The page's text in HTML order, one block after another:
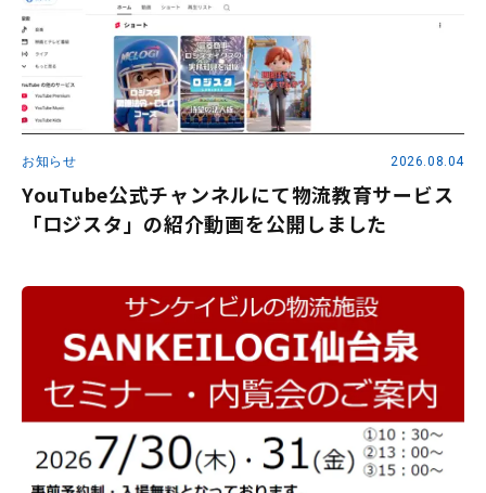
お知らせ 2026.08.04
YouTube公式チャンネルにて物流教育サービス
「ロジスタ」の紹介動画を公開しました